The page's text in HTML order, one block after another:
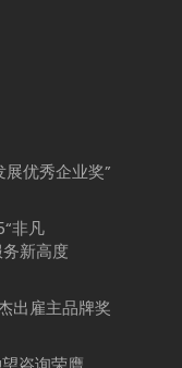
优秀企业奖”
非凡
务新高度
出雇主品牌奖